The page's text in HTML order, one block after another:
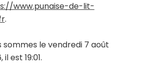
www.punaise-de-lit-
.
sommes le vendredi 7 août
il est 19:01.